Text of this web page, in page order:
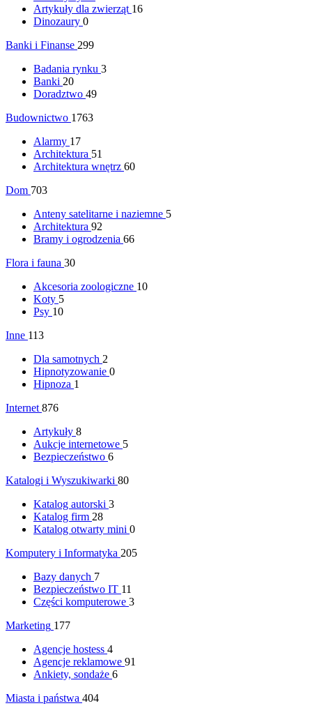
Artykuły dla zwierząt 16
Dinozaury 0
Banki i Finanse 299
Badania rynku 3
Banki 20
Doradztwo 49
Budownictwo 1763
Alarmy 17
Architektura 51
Architektura wnętrz 60
Dom 703
Anteny satelitarne i naziemne 5
Architektura 92
Bramy i ogrodzenia 66
Flora i fauna 30
Akcesoria zoologiczne 10
Koty 5
Psy 10
Inne 113
Dla samotnych 2
Hipnotyzowanie 0
Hipnoza 1
Internet 876
Artykuły 8
Aukcje internetowe 5
Bezpieczeństwo 6
Katalogi i Wyszukiwarki 80
Katalog autorski 3
Katalog firm 28
Katalog otwarty mini 0
Komputery i Informatyka 205
Bazy danych 7
Bezpieczeństwo IT 11
Części komputerowe 3
Marketing 177
Agencje hostess 4
Agencje reklamowe 91
Ankiety, sondaże 6
Miasta i państwa 404